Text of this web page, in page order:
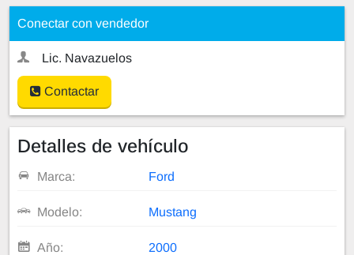
Conectar con vendedor
Lic. Navazuelos
Contactar
Detalles de vehículo
Marca: Ford
Modelo: Mustang
Año: 2000